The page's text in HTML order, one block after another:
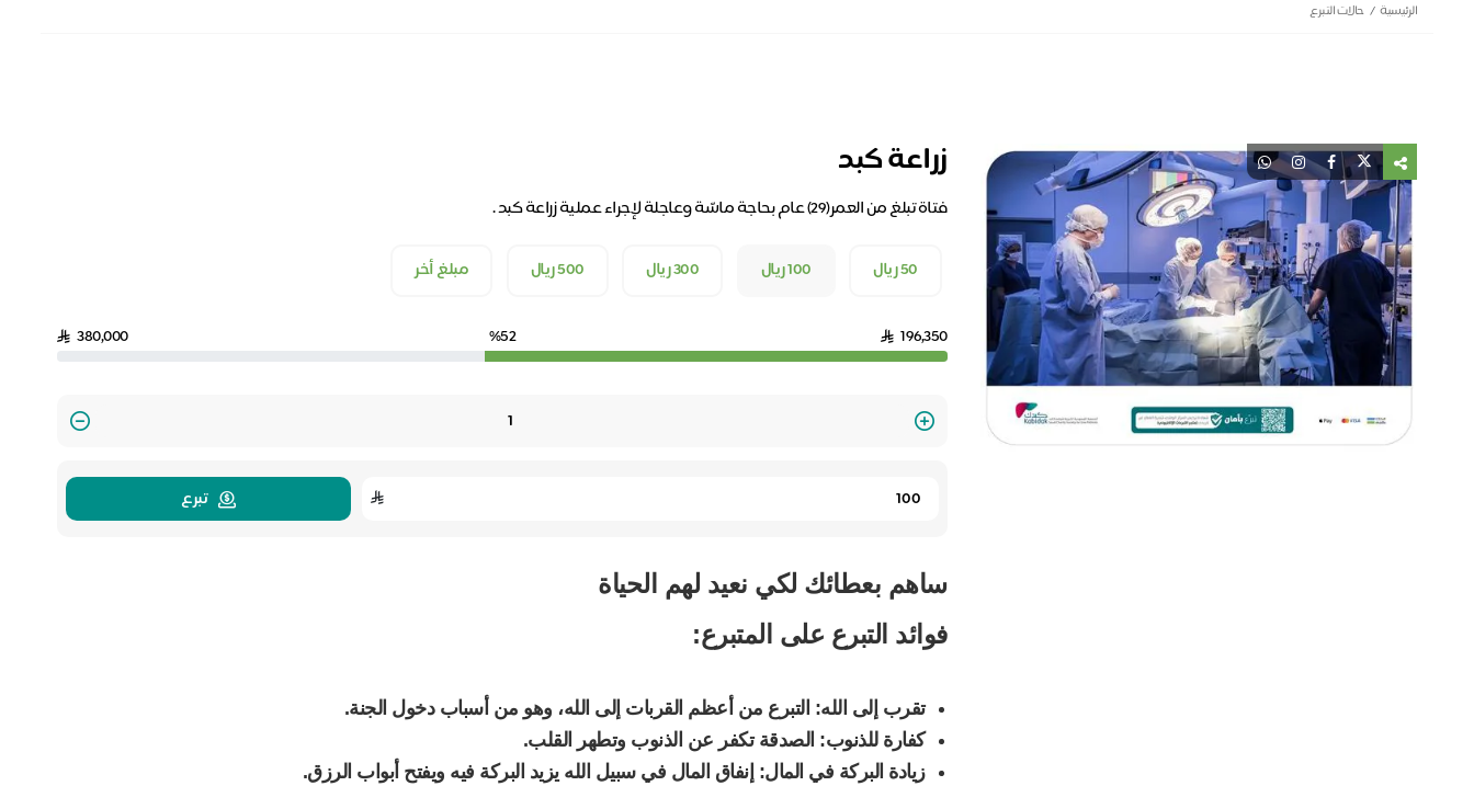
الرئيسية حالات التبرع
زراعة كبد
فتاة تبلغ من العمر(29) عام بحاجة ماسّة وعاجلة لإجراء عملية زراعة كبد .
50 ريال 100 ريال 300 ريال 500 ريال مبلغ أخر
196,350
%52
380,000
Quantity
تبرع
ساهم بعطائك لكي نعيد لهم الحياة
فوائد التبرع على المتبرع:
تقرب إلى الله: التبرع من أعظم القربات إلى الله، وهو من أسباب دخول الجنة.
كفارة للذنوب: الصدقة تكفر عن الذنوب وتطهر القلب.
زيادة البركة في المال: إنفاق المال في سبيل الله يزيد البركة فيه ويفتح أبواب الرزق.